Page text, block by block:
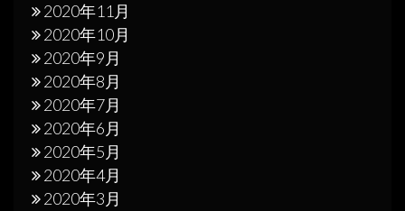
2020年11月
2020年10月
2020年9月
2020年8月
2020年7月
2020年6月
2020年5月
2020年4月
2020年3月